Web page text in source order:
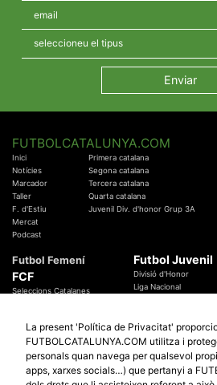
FUTBOLCATALUNYA.COM
Inici
Notícies
Marcador
Taller
F. d'Estiu
Mercat
Podcast
Primera catalana
Segona catalana
Tercera catalana
Quarta catalana
Juvenil Div. d'honor Grup 3A
Futbol Femení
FCF
Seleccions Catalanes
Temes Federatius
Futbol Juvenil
Divisió d'Honor
Liga Nacional
Futbol Catalunya
Promocions
Sortejos
La present 'Política de Privacitat'
FUTBOLCATALUNYA.COM utilitza i
personals quan navega per qualsevol
apps, xarxes socials…) que pertanyi a